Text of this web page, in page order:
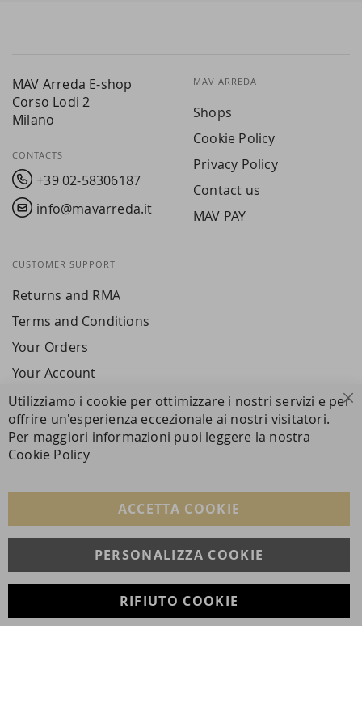
MAV Arreda E-shop
Corso Lodi 2
Milano
CONTACTS
+39 02-58306187
info@mavarreda.it
MAV ARREDA
Shops
Cookie Policy
Privacy Policy
Contact us
MAV PAY
CUSTOMER SUPPORT
Returns and RMA
Terms and Conditions
Your Orders
Your Account
SECURE PAYMENTS
FOLLOW US ON SOCIAL MEDIA
Utilizziamo i cookie per ottimizzare i nostri servizi e per
offrire un'esperienza eccezionale ai nostri visitatori.
Per maggiori informazioni puoi leggere la nostra
Cookie Policy
ACCETTA COOKIE
PERSONALIZZA COOKIE
RIFIUTO COOKIE